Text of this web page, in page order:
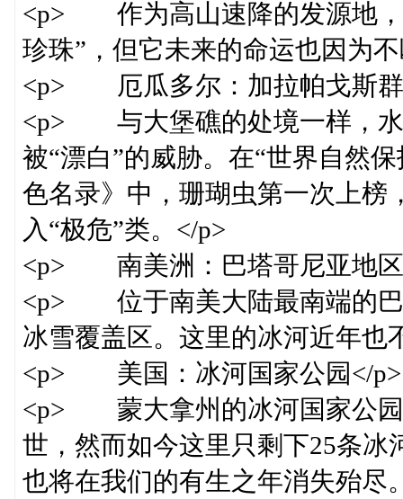
<p> 作为高山速降的发源地，
珍珠”，但它未来的命运也因为
<p> 厄瓜多尔：加拉帕戈斯群
<p> 与大堡礁的处境一样，水
被“漂白”的威胁。在“世界自然
色名录》中，珊瑚虫第一次上榜
入“极危”类。</p>
<p> 南美洲：巴塔哥尼亚地区
<p> 位于南美大陆最南端的巴
冰雪覆盖区。这里的冰河近年也
<p> 美国：冰河国家公园</p>
<p> 蒙大拿州的冰河国家公园
世，然而如今这里只剩下25条
也将在我们的有生之年消失殆尽